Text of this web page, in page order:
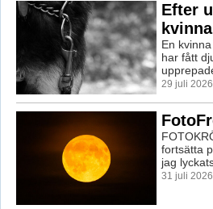
Efter
En
har fått
29 juli
fortsätta
jag
31 juli